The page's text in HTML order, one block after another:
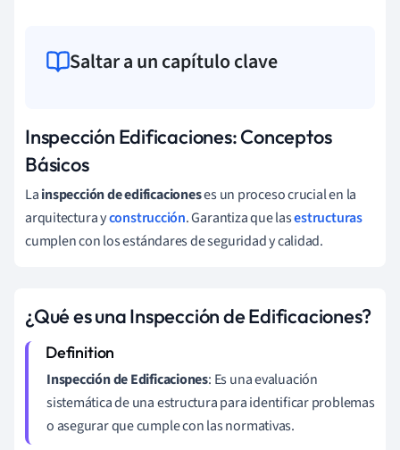
Saltar a un capítulo clave
Inspección Edificaciones: Conceptos
Básicos
Lainspección de edificacioneses un proceso crucial en la
arquitectura yconstrucción. Garantiza que lasestructuras
cumplen con los estándares de seguridad y calidad.
¿Qué es una Inspección de Edificaciones?
Inspección de Edificaciones: Es una evaluación
sistemática de una estructura para identificar problemas
o asegurar que cumple con las normativas.